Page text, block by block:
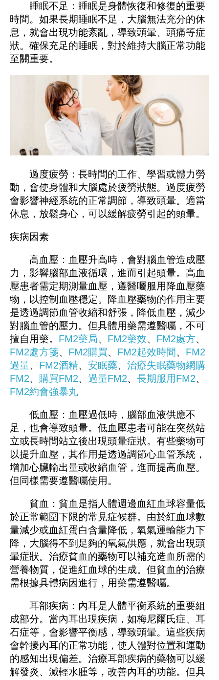
睡眠不足：睡眠是身體恢復和修復的重要
時間。如果長期睡眠不足，大腦無法充分的休
息，就會出現功能紊亂，導致頭暈、頭痛等症
狀。確保充足的睡眠，對於維持大腦正常功能
至關重要。
過度疲勞：長時間的工作、學習或體力勞
動，會使身體和大腦處於疲勞狀態。過度疲勞
會影響神經系統的正常調節，導致頭暈。適當
休息，放鬆身心，可以緩解疲勞引起的頭暈。
疾病因素
高血壓：血壓升高時，會對腦血管造成壓
力，影響腦部血液循環，進而引起頭暈。高血
壓患者需定期測量血壓，遵醫囑服用降血壓藥
物，以控制血壓穩定。降血壓藥物的作用主要
是透過調節血管收縮和舒張，降低血壓，減少
對腦血管的壓力。但具體用藥需遵醫囑，不可
擅自用藥。 FM2藥局、 FM2藥效、 FM2處方、
FM2處方箋、 FM2購買、 FM2起效時間、 FM2
過量、 FM2酒精、 安眠藥、 治療失眠藥物網購
FM2、 購買FM2、 過量FM2、 長期服用FM2、
FM2約會強暴丸
低血壓：血壓過低時，腦部血液供應不
足，也會導致頭暈。低血壓患者可能在突然站
立或長時間站立後出現頭暈症狀。有些藥物可
以提升血壓，其作用是透過調節心血管系統，
增加心臟輸出量或收縮血管，進而提高血壓。
但同樣需要遵醫囑使用。
貧血：貧血是指人體​​週邊血紅血球容量低
於正常範圍下限的常見症候群。由於紅血球數
量減少或血紅蛋白含量降低，氧氣運輸能力下
降，大腦得不到足夠的氧氣供應，就會出現頭
暈症狀。治療貧血的藥物可以補充造血所需的
營養物質，促進紅血球的生成。但貧血的治療
需根據具體病因進行，用藥需遵醫囑。
耳部疾病：內耳是人體平衡系統的重要組
成部分。當內耳出現疾病，如梅尼爾氏症、耳
石症等，會影響平衡感，導致頭暈。這些疾病
會幹擾內耳的正常功能，使人體對位置和運動
的感知出現偏差。治療耳部疾病的藥物可以緩
解發炎、減輕水腫等，改善內耳的功能。但具